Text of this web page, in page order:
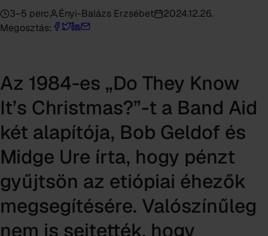
3–5 perc Ényi-Balázs Erzsébet
2024.12.26.
Megosztás:
Az 1984-es „Do They Know
It’s Christmas?”-t a Band Aid
két alapítója, Bob Geldof és
Midge Ure írta, hogy pénzt
gyűjtsön az etiópiai éhezők
megsegítésére. Valószínűleg
nem is sejtették, hogy